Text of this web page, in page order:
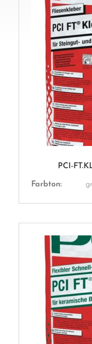
PCI-
Farbton: